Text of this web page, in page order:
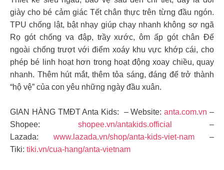
giày cho bé cảm giác Tết chân thực trên từng đầu ngón.
TPU chống lật, bật nhạy giúp chạy nhanh không sợ ngã
Rọ gót chống va đập, trầy xước, ôm ấp gót chân Đế
ngoài chống trượt với điểm xoáy khu vực khớp cái, cho
phép bé linh hoạt hơn trong hoạt động xoay chiều, quay
nhanh. Thêm hút mắt, thêm tỏa sáng, đáng để trở thành
“hộ vệ” của con yêu những ngày đầu xuân.
GIAN HÀNG TMĐT Anta Kids: – Website:anta.com.vn –
Shopee: shopee.vn/antakids.official
–
Lazada: www.lazada.vn/shop/anta-kids-viet-nam –
Tiki: tiki.vn/cua-hang/anta-vietnam